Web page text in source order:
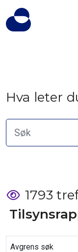
Hva leter
1793
Avgrens søk